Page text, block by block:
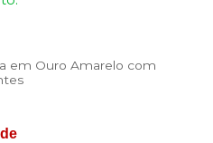
em Ouro Amarelo com